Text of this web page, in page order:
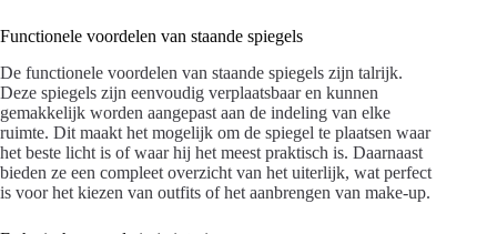
Functionele voordelen van staande spiegels
De functionele voordelen van staande spiegels zijn talrijk.
Deze spiegels zijn eenvoudig verplaatsbaar en kunnen
gemakkelijk worden aangepast aan de indeling van elke
ruimte. Dit maakt het mogelijk om de spiegel te plaatsen waar
het beste licht is of waar hij het meest praktisch is. Daarnaast
bieden ze een compleet overzicht van het uiterlijk, wat perfect
is voor het kiezen van outfits of het aanbrengen van make-up.